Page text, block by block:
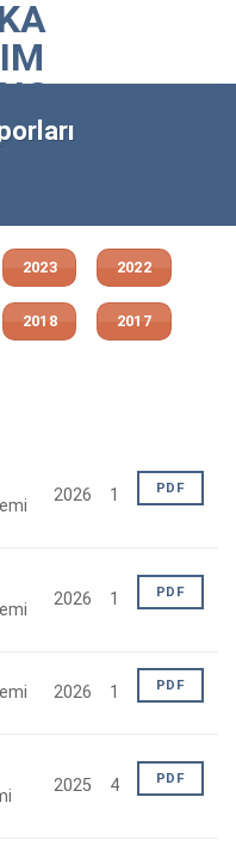
2023 2022
2018 2017
2026 1 PDF
2026 1 PDF
2026 1 PDF
2025 4 PDF